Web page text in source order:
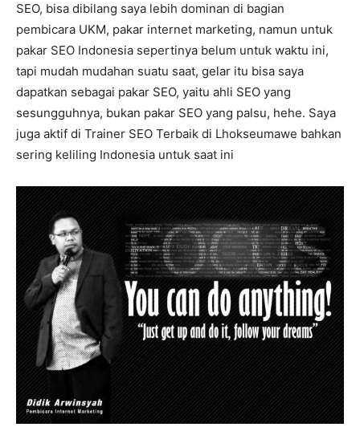
SEO, bisa dibilang saya lebih dominan di bagian
pembicara UKM, pakar internet marketing, namun untuk
pakar SEO Indonesia sepertinya belum untuk waktu ini,
tapi mudah mudahan suatu saat, gelar itu bisa saya
dapatkan sebagai pakar SEO, yaitu ahli SEO yang
sesungguhnya, bukan pakar SEO yang palsu, hehe. Saya
juga aktif di Trainer SEO Terbaik di Lhokseumawe bahkan
sering keliling Indonesia untuk saat ini